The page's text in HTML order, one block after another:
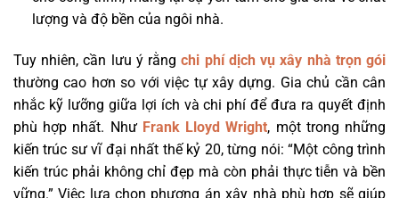
lượng và độ bền của ngôi nhà.
Tuy nhiên, cần lưu ý rằngchi phí dịch vụ xây nhà trọn gói
thường cao hơn so với việc tự xây dựng. Gia chủ cần cân
nhắc kỹ lưỡng giữa lợi ích và chi phí để đưa ra quyết định
phù hợp nhất. Như Frank Lloyd Wright, một trong những
kiến trúc sư vĩ đại nhất thế kỷ 20, từng nói: “Một công trình
kiến trúc phải không chỉ đẹp mà còn phải thực tiễn và bền
vững.” Việc lựa chọn phương án xây nhà phù hợp sẽ giúp